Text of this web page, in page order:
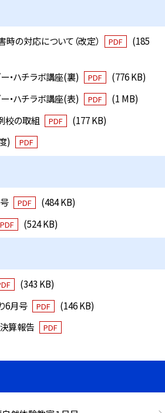
時の対応について（改定） PDF
(185
・ハチラボ講座(裏)
PDF
(776 KB)
・ハチラボ講座(表)
PDF
(1 MB)
の取組
PDF
(177 KB)
)
PDF
PDF
(484 KB)
PDF (524 KB)
(343 KB)
6月号
PDF
(146 KB)
算報告
PDF